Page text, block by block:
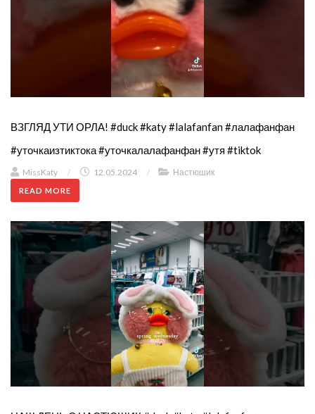
ВЗГЛЯД УТИ ОРЛА! #duck #katy #lalafanfan #лалафанфан
#уточкаизтиктока #уточкалалафанфан #утя #tiktok
MissKaty / 12.05.2024 / Настюшик
READ MORE